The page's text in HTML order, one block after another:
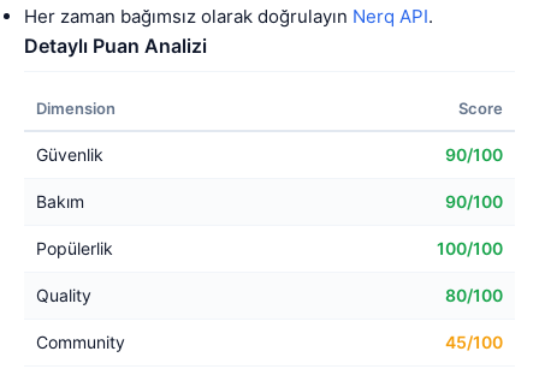
Her zaman bağımsız olarak doğrulayın Nerq API.
Detaylı Puan Analizi
Dimension Score
Güvenlik 90/100
Bakım 90/100
Popülerlik 100/100
Quality 80/100
Community 45/100